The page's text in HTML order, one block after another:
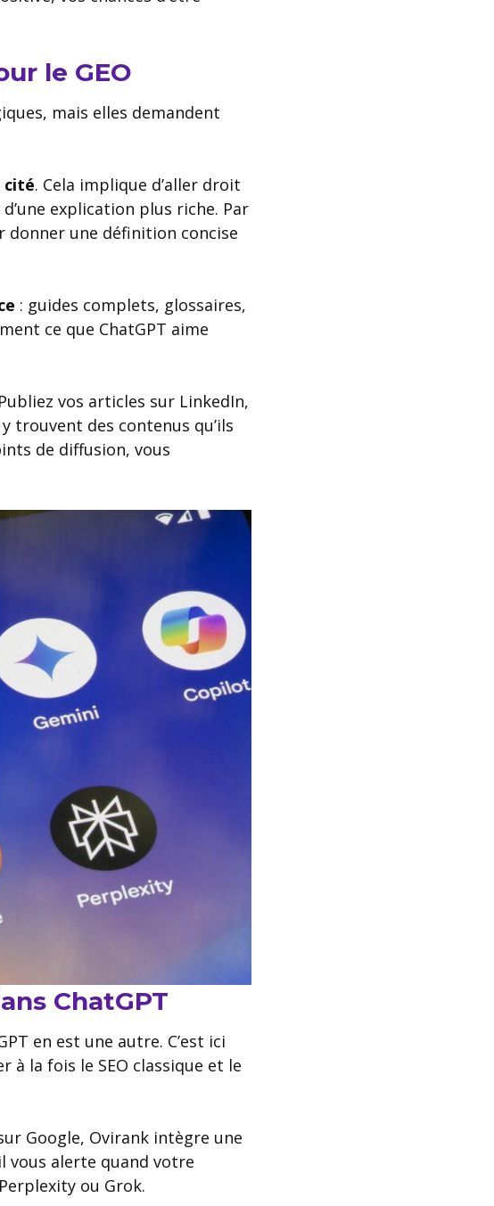
le GEO
mais elles demandent
cité. Cela implique d’aller droit
explication plus riche. Par
donner une définition concise
: guides complets, glossaires,
ce que ChatGPT aime
vos articles sur LinkedIn,
trouvent des contenus qu’ils
de diffusion, vous
ChatGPT
en est une autre. C’est ici
à la fois le SEO classique et le
Google, Ovirank intègre une
vous alerte quand votre
ou Grok.